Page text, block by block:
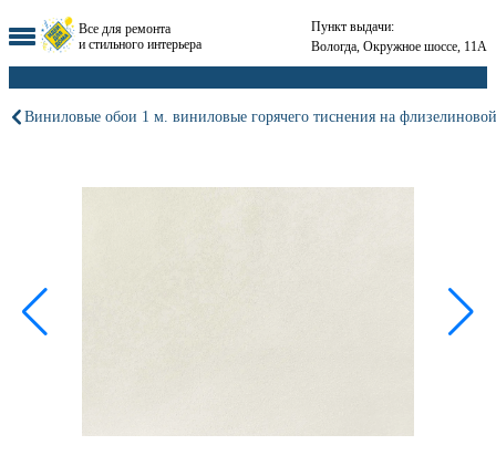
Все для ремонта
и стильного интерьера
Пункт выдачи:
Вологда, Окружное шоссе, 11А
Виниловые обои 1 м. виниловые горячего тиснения на